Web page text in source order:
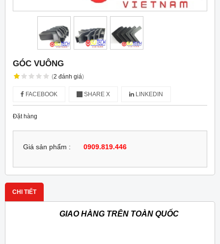
GÓC VUÔNG
(2 đánh giá)
FACEBOOK SHARE X LINKEDIN
Đặt hàng
Giá sản phẩm : 0909.819.446
CHI TIẾT
GIAO HÀNG TRÊN TOÀN QUỐC